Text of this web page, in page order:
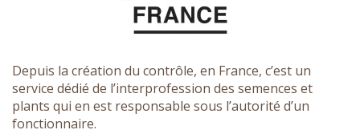
Depuis la création du contrôle, en France, c’est un
service dédié de l’interprofession des semences et
plants qui en est responsable sous l’autorité d’un
fonctionnaire.